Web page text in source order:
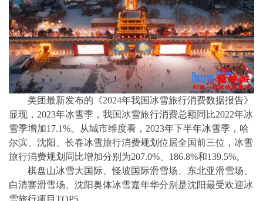
美团最新发布的《2024年我国冰雪旅行消费数据报告》
显现，2023年冰雪季，我国冰雪旅行消费总额同比2022年冰
雪季增加17.1%。从城市维度看，2023年下半年冰雪季，哈
尔滨、沈阳、长春冰雪旅行消费规划位居全国前三位，冰雪
旅行消费规划同比增加分别为207.0%、186.8%和139.5%。
棋盘山冰雪大国际、怪坡国际滑雪场、东北亚滑雪场、
白清寨滑雪场、沈阳奥体冰雪嘉年华分别是沈阳最受欢迎冰